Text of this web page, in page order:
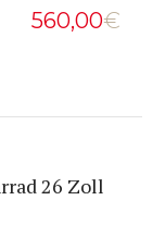
560,00€
26 Zoll